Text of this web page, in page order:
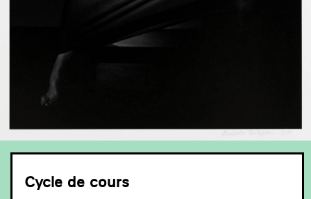
Cycle de cours